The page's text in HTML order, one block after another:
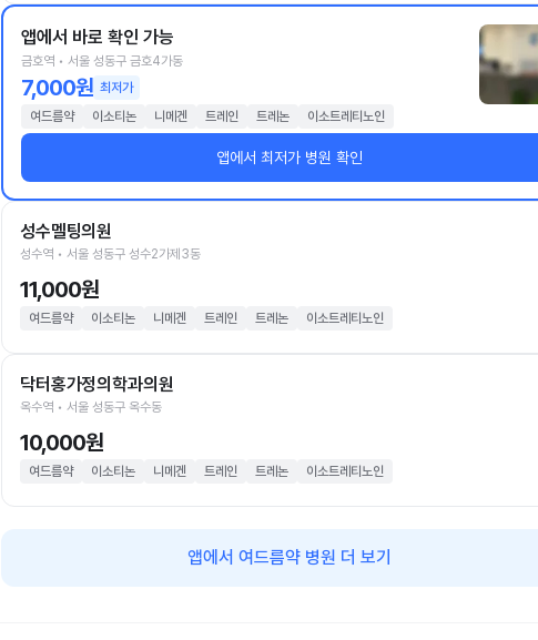
앱에서 바로 확인 가능
금호역 • 서울 성동구 금호4가동
7,000원 최저가
여드름약
이소티논 니메겐 트레인 트레논 이소트레티노인
앱에서 최저가 병원 확인
성수멜팅의원
성수역 • 서울 성동구 성수2가제3동
11,000원
여드름약 이소티논 니메겐 트레인 트레논 이소트레티노인
닥터홍가정의학과의원
옥수역 • 서울 성동구 옥수동
10,000원
여드름약 이소티논 니메겐 트레인 트레논 이소트레티노인
앱에서 여드름약 병원 더 보기